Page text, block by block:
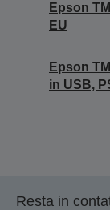
Epson
EU
Epson
in USB,
Resta in